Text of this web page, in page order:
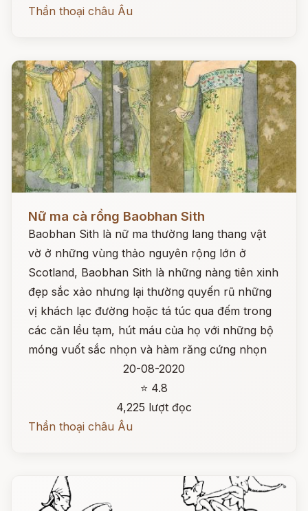
Thần thoại châu Âu
Nữ ma cà rồng Baobhan Sith
Baobhan Sith là nữ ma thường lang thang vật
vờ ở những vùng thảo nguyên rộng lớn ở
Scotland, Baobhan Sith là những nàng tiên xinh
đẹp sắc xảo nhưng lại thường quyến rũ những
vị khách lạc đường hoặc tá túc qua đếm trong
các căn lều tạm, hút máu của họ với những bộ
móng vuốt sắc nhọn và hàm răng cứng nhọn
20-08-2020
⭐ 4.8
4,225 lượt đọc
Thần thoại châu Âu